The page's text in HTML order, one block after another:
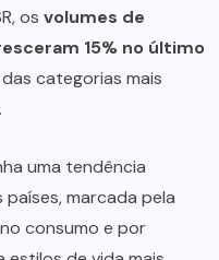
os volumes de
15% no último
categorias mais
uma tendência
marcada pela
consumo e por